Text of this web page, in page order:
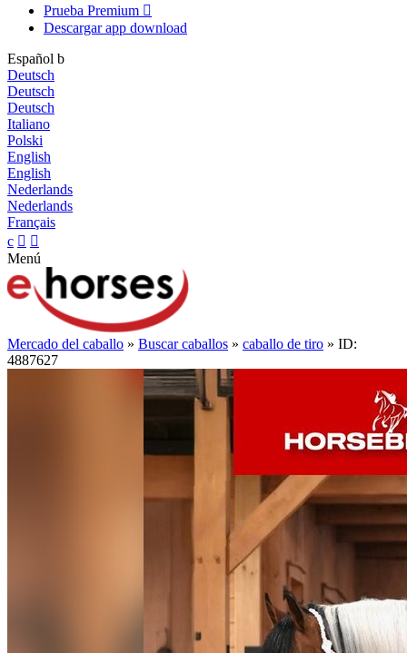
Prueba Premium 
Descargar app download
Español b
Deutsch
Deutsch
Deutsch
Italiano
Polski
English
English
Nederlands
Nederlands
Français
c  
Menú
Mercado del caballo » Buscar caballos » caballo de tiro » ID:
4887627